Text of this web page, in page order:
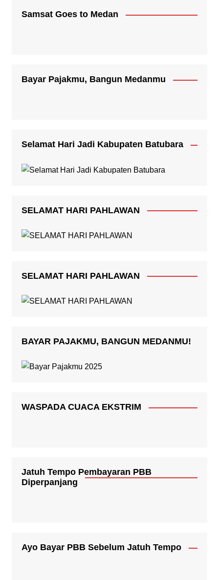
Samsat Goes to Medan
Bayar Pajakmu, Bangun Medanmu
Selamat Hari Jadi Kabupaten Batubara
SELAMAT HARI PAHLAWAN
SELAMAT HARI PAHLAWAN
BAYAR PAJAKMU, BANGUN MEDANMU!
WASPADA CUACA EKSTRIM
Jatuh Tempo Pembayaran PBB
Diperpanjang
Ayo Bayar PBB Sebelum Jatuh Tempo